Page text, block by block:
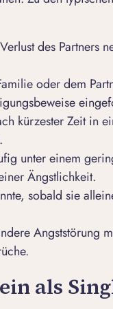
des Partners
oder dem
kürzester Zeit in
unter einem
Ängstlichkeit.
sobald sie
Angststörung
als